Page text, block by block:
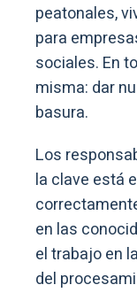
peatonales,
para
sociales. En
misma: dar
basura.
Los
la clave está
en las
el trabajo en
del